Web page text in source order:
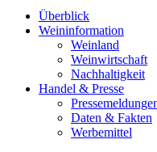
Überblick
Weininformation
Weinland
Weinwirtschaft
Nachhaltigkeit
Handel & Presse
Daten & Fakten
Werbemittel